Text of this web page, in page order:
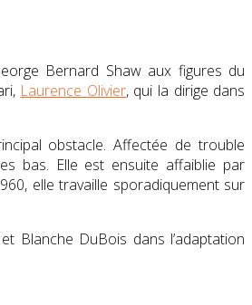
Bernard Shawaux figures du
Laurence Olivier, qui la dirige dans
obstacle. Affectée de trouble
bas. Elle est ensuite affaiblie par
elle travaille sporadiquement sur
Blanche DuBois dans l’adaptation